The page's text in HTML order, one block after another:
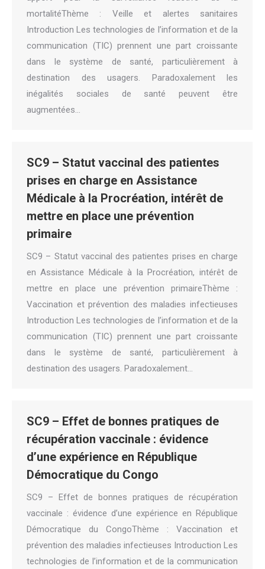
mortalitéThème : Veille et alertes sanitaires
Introduction Les technologies de l’information et de la
communication (TIC) prennent une part croissante
dans le système de santé, particulièrement à
destination des usagers. Paradoxalement les
inégalités sociales de santé peuvent être
augmentées…
SC9 – Statut vaccinal des patientes
prises en charge en Assistance
Médicale à la Procréation, intérêt de
mettre en place une prévention
primaire
SC9 – Statut vaccinal des patientes prises en charge
en Assistance Médicale à la Procréation, intérêt de
mettre en place une prévention primaireThème :
Vaccination et prévention des maladies infectieuses
Introduction Les technologies de l’information et de la
communication (TIC) prennent une part croissante
dans le système de santé, particulièrement à
destination des usagers. Paradoxalement…
SC9 – Effet de bonnes pratiques de
récupération vaccinale : évidence
d’une expérience en République
Démocratique du Congo
SC9 – Effet de bonnes pratiques de récupération
vaccinale : évidence d’une expérience en République
Démocratique du CongoThème : Vaccination et
prévention des maladies infectieuses Introduction Les
technologies de l’information et de la communication